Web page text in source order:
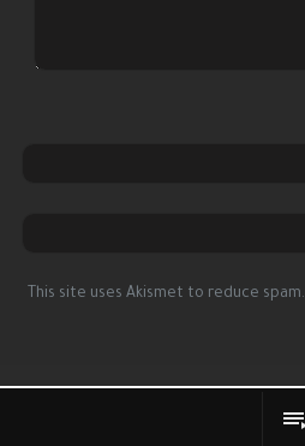
This site uses Akismet to reduce spam.